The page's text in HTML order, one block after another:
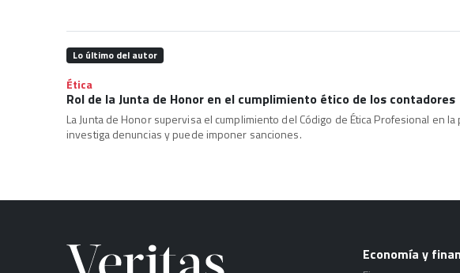
Lo último del autor
Ética
Rol de la Junta de Honor en el cumplimiento ético de los contadores
La Junta de Honor supervisa el cumplimiento del Código de Ética Profesional en
investiga denuncias y puede imponer sanciones.
Economía y